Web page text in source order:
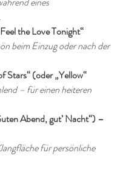
the Love Tonight“
beim Einzug oder nach der
Stars“ (oder „Yellow“
– für einen heiteren
Abend, gut’ Nacht“) –
für persönliche